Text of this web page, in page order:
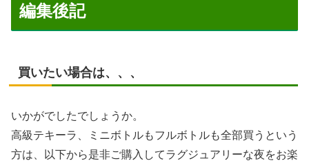
編集後記
買いたい場合は、、、
いかがでしたでしょうか。
高級テキーラ、ミニボトルもフルボトルも全部買うという
方は、以下から是非ご購入してラグジュアリーな夜をお楽